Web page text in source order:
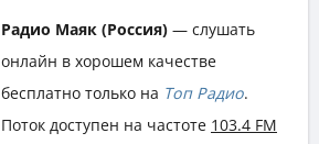
Радио Маяк (Россия) — слушать
онлайн в хорошем качестве
бесплатно только на Топ Радио.
Поток доступен на частоте 103.4 FM